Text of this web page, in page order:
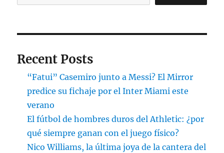
Recent Posts
“Fatui” Casemiro junto a Messi? El Mirror
predice su fichaje por el Inter Miami este
verano
El fútbol de hombres duros del Athletic: ¿por
qué siempre ganan con el juego físico?
Nico Williams, la última joya de la cantera del